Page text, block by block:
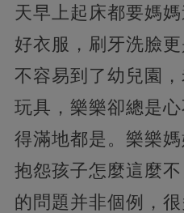
天早上起床都要媽
好衣服，刷牙洗臉
不容易到了幼兒園
玩具，樂樂卻總是
得滿地都是。樂樂
抱怨孩子怎麼這麼
的問題并非個例，